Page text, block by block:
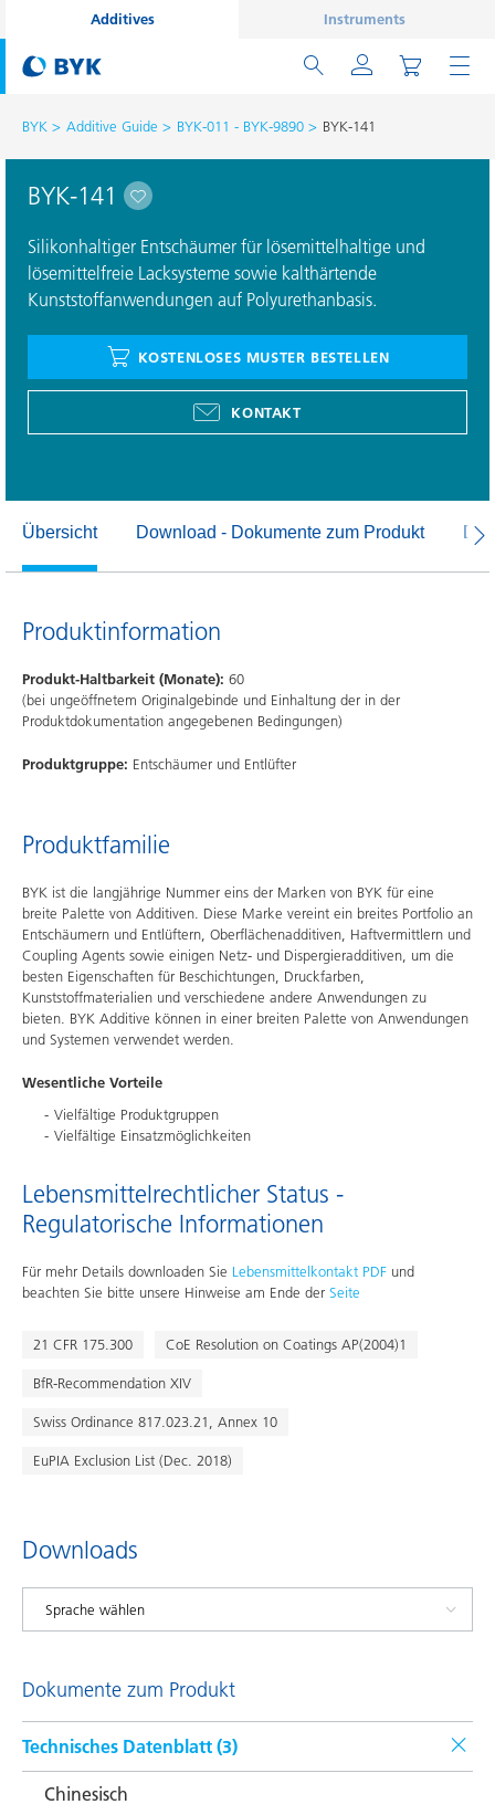
Additives Instruments
BYK Additive Guide BYK-011 - BYK-9890 BYK-141
BYK-141
Silikonhaltiger Entschäumer für lösemittelhaltige und
lösemittelfreie Lacksysteme sowie kalthärtende
Kunststoffanwendungen auf Polyurethanbasis.
KOSTENLOSES MUSTER BESTELLEN
KONTAKT
Übersicht Download - Dokumente zum Produkt
Produktinformation
Produkt-Haltbarkeit (Monate): 60
(bei ungeöffnetem Originalgebinde und Einhaltung der in der
Produktdokumentation angegebenen Bedingungen)
Produktgruppe: Entschäumer und Entlüfter
Produktfamilie
BYK ist die langjährige Nummer eins der Marken von BYK für eine
breite Palette von Additiven. Diese Marke vereint ein breites Portfolio an
Entschäumern und Entlüftern, Oberflächenadditiven, Haftvermittlern und
Coupling Agents sowie einigen Netz- und Dispergieradditiven, um die
besten Eigenschaften für Beschichtungen, Druckfarben,
Kunststoffmaterialien und verschiedene andere Anwendungen zu
bieten. BYK Additive können in einer breiten Palette von Anwendungen
und Systemen verwendet werden.
Wesentliche Vorteile
Vielfältige Produktgruppen
Vielfältige Einsatzmöglichkeiten
Lebensmittelrechtlicher Status -
Regulatorische Informationen
Für mehr Details downloaden Sie Lebensmittelkontakt PDF und
beachten Sie bitte unsere Hinweise am Ende der Seite
21 CFR 175.300 CoE Resolution on Coatings AP(2004)1
BfR-Recommendation XIV
Swiss Ordinance 817.023.21, Annex 10
EuPIA Exclusion List (Dec. 2018)
Downloads
Dokumente zum Produkt
Technisches Datenblatt (3)
Chinesisch